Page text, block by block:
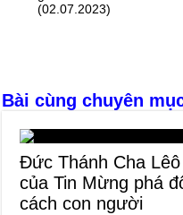
o
g
(02.07.2023)
Bài cùng chuyên
Đức Thánh Cha
của Tin Mừng phá
cách con người